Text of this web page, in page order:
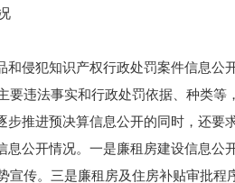
侵犯知识产权行政处罚案件信息公
要违法事实和行政处罚依据、种类等
推进预决算信息公开的同时，还要
公开情况。一是廉租房建设信息公
宣传。三是廉租房及住房补贴审批